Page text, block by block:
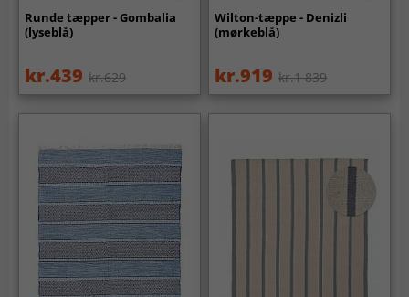
Runde tæpper - Gombalia
(lyseblå)
kr.439 kr.629
Wilton-tæppe - Denizli
(mørkeblå)
kr.919 kr.1 839